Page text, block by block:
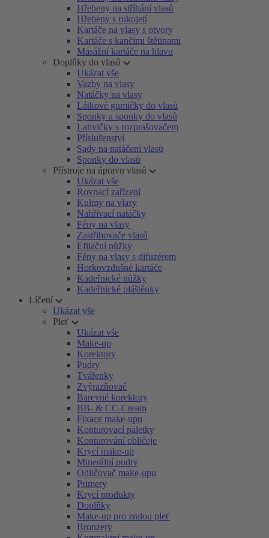
Hřebeny na stříhání vlasů
Hřebeny s rukojetí
Kartáče na vlasy s otvory
Kartáče s kančími štětinami
Masážní kartáče na hlavu
Doplňky do vlasů
Ukázat vše
Vazby na vlasy
Natáčky na vlasy
Látkové gumičky do vlasů
Sponky a sponky do vlasů
Lahvičky s rozprašovačem
Příslušenství
Sady na natáčení vlasů
Sponky do vlasů
Přístroje na úpravu vlasů
Ukázat vše
Rovnací zařízení
Kulmy na vlasy
Nahřívací natáčky
Fény na vlasy
Zastřihovače vlasů
Efilační nůžky
Fény na vlasy s difuzérem
Horkovzdušné kartáče
Kadeřnické nůžky
Kadeřnické pláštěnky
Líčení
Ukázat vše
Pleť
Ukázat vše
Make-up
Korektory
Pudry
Tvářenky
Zvýrazňovač
Barevné korektory
BB- & CC-Cream
Fixace make-upu
Konturovací paletky
Konturování obličeje
Krycí make-up
Minerální pudry
Odličovač make-upu
Primery
Krycí produkty
Doplňky
Make-up pro zralou pleť
Bronzery